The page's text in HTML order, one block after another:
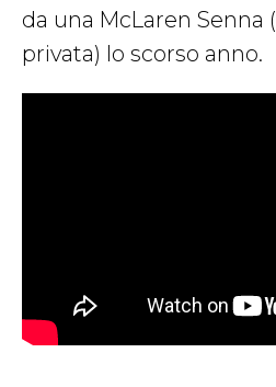
da una McLaren Senna
privata) lo scorso anno.